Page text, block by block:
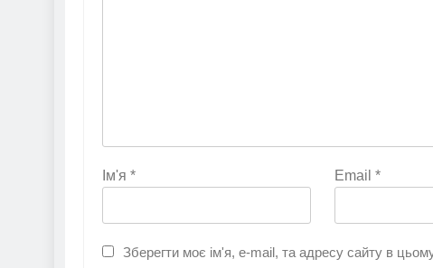
Ім'я * Email *
Зберегти моє ім'я, e-mail, та адресу сайту в